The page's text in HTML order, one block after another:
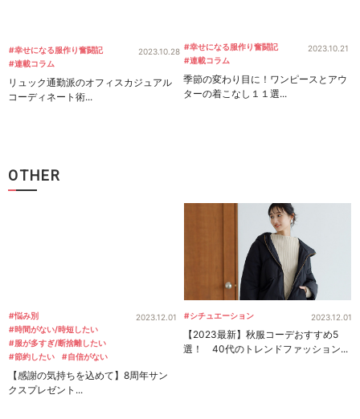
#幸せになる服作り奮闘記
#連載コラム
2023.10.28
リュック通勤派のオフィスカジュアル
コーディネート術...
#幸せになる服作り奮闘記
#連載コラム
2023.10.21
季節の変わり目に！ワンピースとアウ
ターの着こなし１１選...
OTHER
#悩み別
#時間がない/時短したい
#服が多すぎ/断捨離したい
#節約したい
#自信がない
2023.12.01
【感謝の気持ちを込めて】8周年サン
クスプレゼント...
#シチュエーション 2023.12.01
【2023最新】秋服コーデおすすめ5
選！ 40代のトレンドファッション...